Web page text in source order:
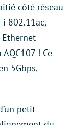
côté réseau
802.11ac,
! Ce
5Gbps,
petit